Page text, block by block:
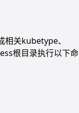
相关kubetype、
根目录执行以下命